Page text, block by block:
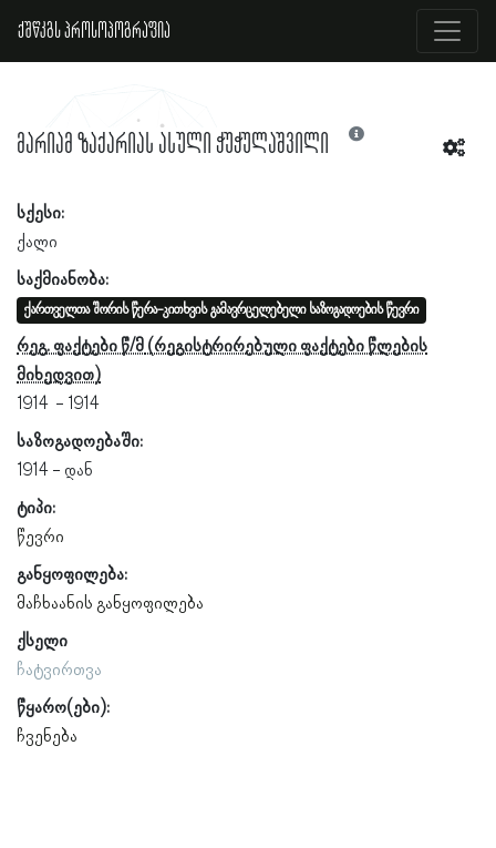
ქშწკგს პროსოპოგრაფია
მარიამ ზაქარიას ასული ჭუჭულაშვილი
სქესი:
ქალი
საქმიანობა:
ქართველთა შორის წერა-კითხვის გამავრცელებელი საზოგადოების წევრი
რეგ. ფაქტები წ/მ
1914
1914
საზოგადოებაში:
1914
ტიპი:
წევრი
განყოფილება:
მაჩხაანის განყოფილება
ქსელი
ჩატვირთვა
წყარო(ები):
ჩვენება